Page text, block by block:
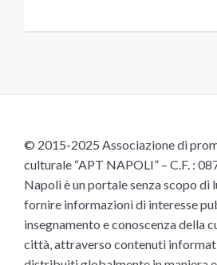
© 2015-2025 Associazione di
culturale “APT NAPOLI” – C.F. :
Napoli è un portale senza scopo di
fornire informazioni di interesse
insegnamento e conoscenza della
città, attraverso contenuti